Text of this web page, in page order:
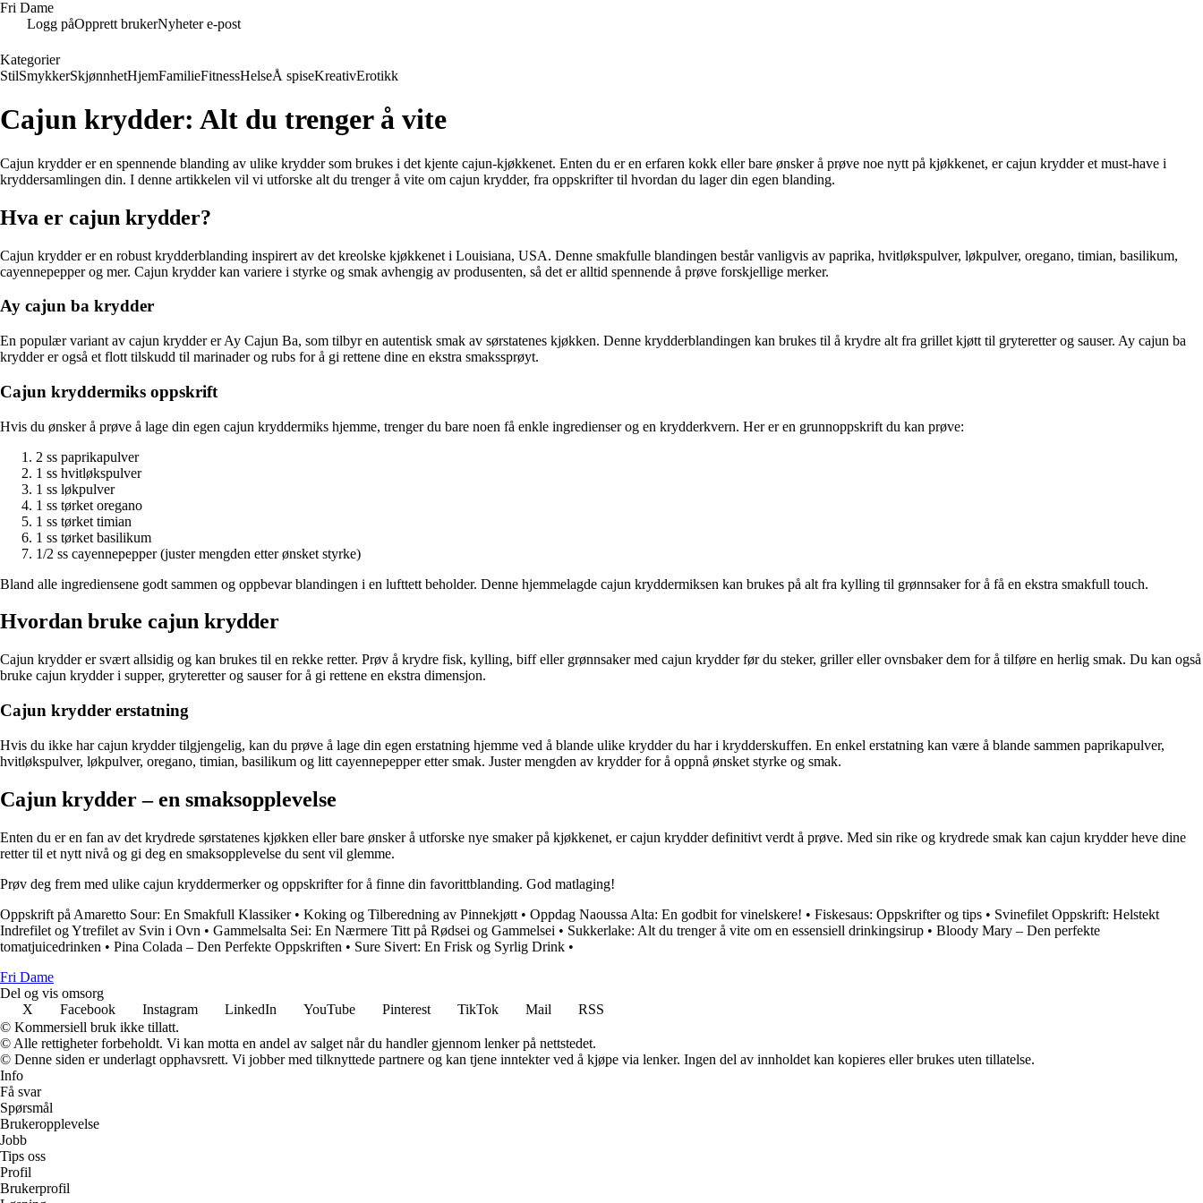
Fri Dame
Logg påOpprett brukerNyheter e-post
Kategorier
StilSmykkerSkjønnhetHjemFamilieFitnessHelseÅ spiseKreativErotikk
Cajun krydder: Alt du trenger å vite
Cajun krydder er en spennende blanding av ulike krydder som brukes i det kjente cajun-kjøkkenet. Enten du er en erfaren kokk eller bare ønsker å prøve noe nytt på kjøkkenet, er cajun krydder et must-have i
kryddersamlingen din. I denne artikkelen vil vi utforske alt du trenger å vite om cajun krydder, fra oppskrifter til hvordan du lager din egen blanding.
Hva er cajun krydder?
Cajun krydder er en robust krydderblanding inspirert av det kreolske kjøkkenet i Louisiana, USA. Denne smakfulle blandingen består vanligvis av paprika, hvitløkspulver, løkpulver, oregano, timian, basilikum,
cayennepepper og mer. Cajun krydder kan variere i styrke og smak avhengig av produsenten, så det er alltid spennende å prøve forskjellige merker.
Ay cajun ba krydder
En populær variant av cajun krydder er Ay Cajun Ba, som tilbyr en autentisk smak av sørstatenes kjøkken. Denne krydderblandingen kan brukes til å krydre alt fra grillet kjøtt til gryteretter og sauser. Ay cajun ba
krydder er også et flott tilskudd til marinader og rubs for å gi rettene dine en ekstra smakssprøyt.
Cajun kryddermiks oppskrift
Hvis du ønsker å prøve å lage din egen cajun kryddermiks hjemme, trenger du bare noen få enkle ingredienser og en krydderkvern. Her er en grunnoppskrift du kan prøve:
2 ss paprikapulver
1 ss hvitløkspulver
1 ss løkpulver
1 ss tørket oregano
1 ss tørket timian
1 ss tørket basilikum
1/2 ss cayennepepper (juster mengden etter ønsket styrke)
Bland alle ingrediensene godt sammen og oppbevar blandingen i en lufttett beholder. Denne hjemmelagde cajun kryddermiksen kan brukes på alt fra kylling til grønnsaker for å få en ekstra smakfull touch.
Hvordan bruke cajun krydder
Cajun krydder er svært allsidig og kan brukes til en rekke retter. Prøv å krydre fisk, kylling, biff eller grønnsaker med cajun krydder før du steker, griller eller ovnsbaker dem for å tilføre en herlig smak. Du kan også
bruke cajun krydder i supper, gryteretter og sauser for å gi rettene en ekstra dimensjon.
Cajun krydder erstatning
Hvis du ikke har cajun krydder tilgjengelig, kan du prøve å lage din egen erstatning hjemme ved å blande ulike krydder du har i krydderskuffen. En enkel erstatning kan være å blande sammen paprikapulver,
hvitløkspulver, løkpulver, oregano, timian, basilikum og litt cayennepepper etter smak. Juster mengden av krydder for å oppnå ønsket styrke og smak.
Cajun krydder – en smaksopplevelse
Enten du er en fan av det krydrede sørstatenes kjøkken eller bare ønsker å utforske nye smaker på kjøkkenet, er cajun krydder definitivt verdt å prøve. Med sin rike og krydrede smak kan cajun krydder heve dine
retter til et nytt nivå og gi deg en smaksopplevelse du sent vil glemme.
Prøv deg frem med ulike cajun kryddermerker og oppskrifter for å finne din favorittblanding. God matlaging!
Oppskrift på Amaretto Sour: En Smakfull Klassiker• Koking og Tilberedning av Pinnekjøtt • Oppdag Naoussa Alta: En godbit for vinelskere! • Fiskesaus: Oppskrifter og tips • Svinefilet Oppskrift: Helstekt
Indrefilet og Ytrefilet av Svin i Ovn • Gammelsalta Sei: En Nærmere Titt på Rødsei og Gammelsei • Sukkerlake: Alt du trenger å vite om en essensiell drinkingsirup • Bloody Mary – Den perfekte
tomatjuicedrinken • Pina Colada – Den Perfekte Oppskriften • Sure Sivert: En Frisk og Syrlig Drink •
Fri Dame
Del og vis omsorg
X
Facebook Instagram LinkedIn YouTube Pinterest TikTok Mail
RSS
© Kommersiell bruk ikke tillatt.
© Alle rettigheter forbeholdt. Vi kan motta en andel av salget når du handler gjennom lenker på nettstedet.
© Denne siden er underlagt opphavsrett. Vi jobber med tilknyttede partnere og kan tjene inntekter ved å kjøpe via lenker. Ingen del av innholdet kan kopieres eller brukes uten tillatelse.
Info
Få svar
Spørsmål
Brukeropplevelse
Jobb
Tips oss
Profil
Brukerprofil